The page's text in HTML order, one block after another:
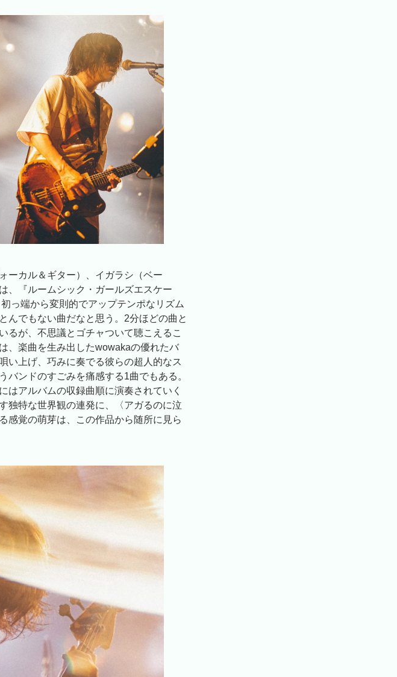
ーカル＆ギター）、イガラシ（ベー
、『ルームシック・ガールズエスケー
っ端から変則的でアップテンポなリズム
んでもない曲だなと思う。2分ほどの曲と
るが、不思議とゴチャついて聴こえるこ
、楽曲を生み出したwowakaの優れたバ
い上げ、巧みに奏でる彼らの超人的なス
バンドのすごみを痛感する1曲でもある。
はアルバムの収録曲順に演奏されていく
独特な世界観の連発に、〈アガるのに泣
感覚の萌芽は、この作品から随所に見ら